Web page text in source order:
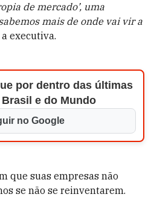
de mercado’, uma
mais de onde vai vir a
a executiva.
por dentro das últimas
e do Mundo
no Google
que suas empresas não
se não se reinventarem.